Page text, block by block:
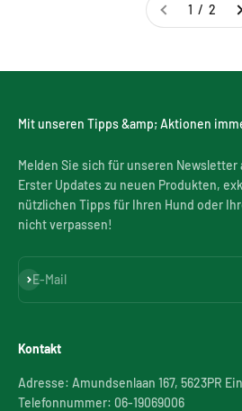
1 / 2
Mit unseren Tipps &amp; Aktionen
Melden Sie sich für unseren Newsletter
Erster Updates zu neuen Produkten,
nützlichen Tipps für Ihren Hund oder
nicht verpassen!
E-Mail
Abonnieren
Kontakt
Adresse: Amundsenlaan 167, 5623PR
Telefonnummer: 06-19069006